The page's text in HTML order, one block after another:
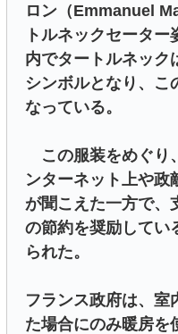
ロン（Emmanuel
トルネックセータ
内でタートルネック
シンボルとなり、こ
なっている。
この服装をめぐり
ンターネット上や政
が聞こえた一方で、
の節約を奨励してい
られた。
フランス政府は、室
た場合にのみ暖房を